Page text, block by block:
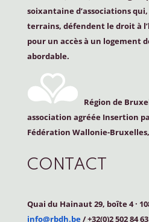
soixantaine d’associations
terrains, défendent le droit à
pour un accès à un logement
abordable.
Région de
association agréée Insertion
Fédération Wallonie-
CONTACT
Quai du Hainaut 29, boîte 4·
info@rbdh.be/ +32(0)2 502 84 63